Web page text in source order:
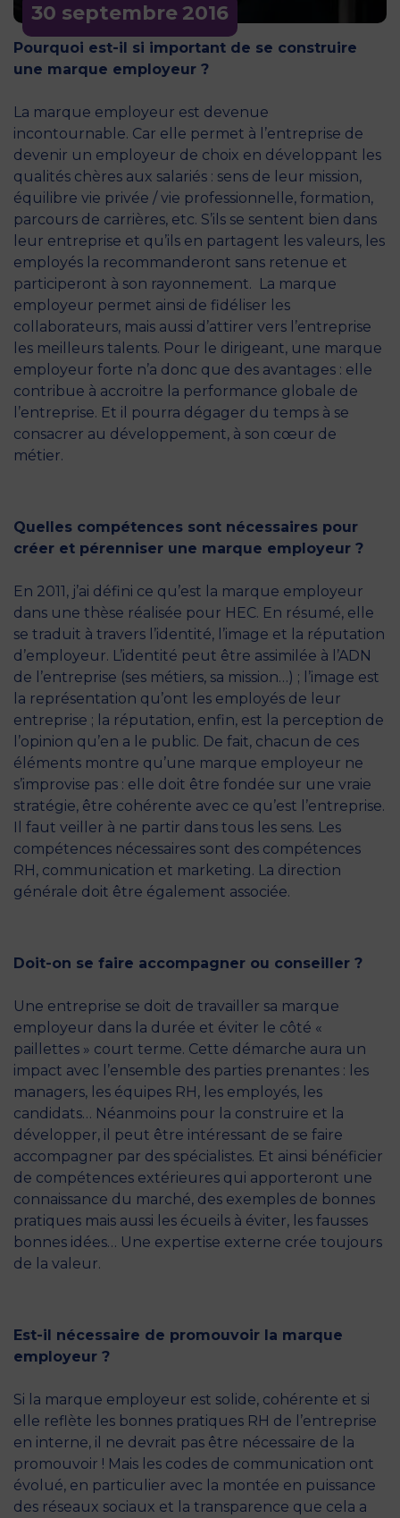
30 septembre2016
Pourquoi est-il si important de se construire
une marque employeur ?
La marque employeur est devenue
incontournable. Car elle permet à l’entreprise de
devenir un employeur de choix en développant les
qualités chères aux salariés : sens de leur mission,
équilibre vie privée / vie professionnelle, formation,
parcours de carrières, etc. S’ils se sentent bien dans
leur entreprise et qu’ils en partagent les valeurs, les
employés la recommanderont sans retenue et
participeront à son rayonnement. La marque
employeur permet ainsi de fidéliser les
collaborateurs, mais aussi d’attirer vers l’entreprise
les meilleurs talents. Pour le dirigeant, une marque
employeur forte n’a donc que des avantages : elle
contribue à accroitre la performance globale de
l’entreprise. Et il pourra dégager du temps à se
consacrer au développement, à son cœur de
métier.
Quelles compétences sont nécessaires pour
créer et pérenniser une marque employeur ?
En 2011, j’ai défini ce qu’est la marque employeur
dans une thèse réalisée pour HEC. En résumé, elle
se traduit à travers l’identité, l’image et la réputation
d’employeur. L’identité peut être assimilée à l’ADN
de l’entreprise (ses métiers, sa mission…) ; l’image est
la représentation qu’ont les employés de leur
entreprise ; la réputation, enfin, est la perception de
l’opinion qu’en a le public. De fait, chacun de ces
éléments montre qu’une marque employeur ne
s’improvise pas : elle doit être fondée sur une vraie
stratégie, être cohérente avec ce qu’est l’entreprise.
Il faut veiller à ne partir dans tous les sens. Les
compétences nécessaires sont des compétences
RH, communication et marketing. La direction
générale doit être également associée.
Doit-on se faire accompagner ou conseiller ?
Une entreprise se doit de travailler sa marque
employeur dans la durée et éviter le côté «
paillettes » court terme. Cette démarche aura un
impact avec l’ensemble des parties prenantes : les
managers, les équipes RH, les employés, les
candidats… Néanmoins pour la construire et la
développer, il peut être intéressant de se faire
accompagner par des spécialistes. Et ainsi bénéficier
de compétences extérieures qui apporteront une
connaissance du marché, des exemples de bonnes
pratiques mais aussi les écueils à éviter, les fausses
bonnes idées… Une expertise externe crée toujours
de la valeur.
Est-il nécessaire de promouvoir la marque
employeur ?
Si la marque employeur est solide, cohérente et si
elle reflète les bonnes pratiques RH de l’entreprise
en interne, il ne devrait pas être nécessaire de la
promouvoir ! Mais les codes de communication ont
évolué, en particulier avec la montée en puissance
des réseaux sociaux et la transparence que cela a